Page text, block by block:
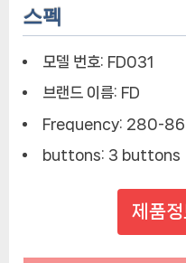
스펙
모델 번호: FD031
브랜드 이름: FD
Frequency: 280-
buttons: 3 buttons
제품정